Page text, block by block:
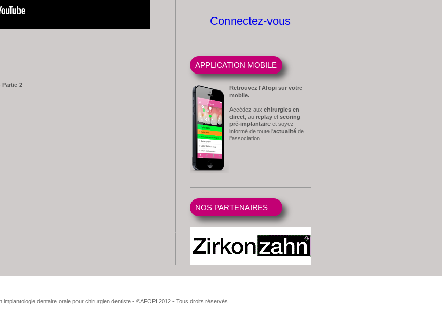
2
Connectez-vous
APPLICATION MOBILE
Retrouvez l'Afopi sur votre
mobile.
Accédez auxchirurgies en
direct , aureplay etscoring
pré-implantaire et soyez
informé de toute l'actualité de
l'association.
NOS PARTENAIRES
implantologie dentaire orale pour chirurgien dentiste - ©AFOPI 2012 - Tous droits réservés